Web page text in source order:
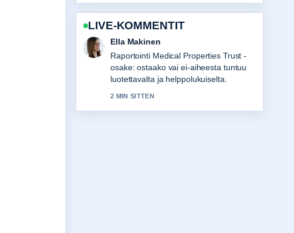
LIVE-KOMMENTIT
Joonas Kallio
Vahvaa tarkistustyota liittyen JBL Flip 6
-arvostelu: Onko se vedenkestävä....
Useampien medioiden tulisi kirjoittaa